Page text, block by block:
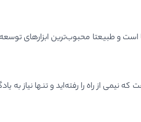
طبیعتا محبوب‌ترین ابزارهای توسعه